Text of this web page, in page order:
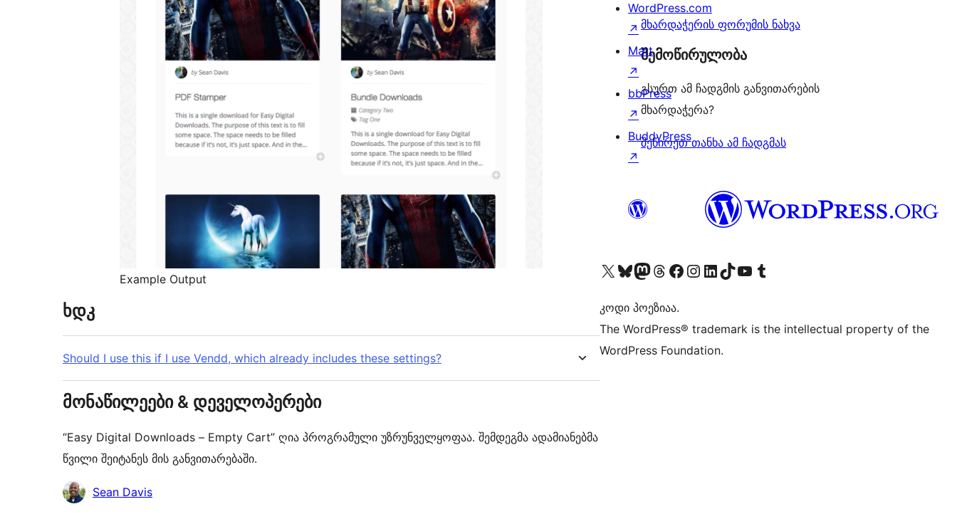
Example Output
ხდკ
Should I use this if I use Vendd, which already includes these settings?
მონაწილეები & დეველოპერები
“Easy Digital Downloads – Empty Cart” ღია პროგრამული უზრუნველყოფაა. შემდეგმა ადამიანებმა
წვილი შეიტანეს მის განვითარებაში.
მონაწილეები
Sean Davis
მხარდაჭერის ფორუმის ნახვა
შემოწირულობა
გსურთ ამ ჩადგმის განვითარების
მხარდაჭერა?
შეწირეთ თანხა ამ ჩადგმას
WordPress.com
↗
Matt
↗
bbPress
↗
BuddyPress
↗
Visit our X (formerly Twitter) account
Visit our Bluesky account
Visit our Mastodon account
Visit our Threads account
Visit our Facebook page
Visit our Instagram account
Visit our LinkedIn account
Visit our TikTok account
Visit our YouTube channel
Visit our Tumblr account
კოდი პოეზიაა.
The WordPress® trademark is the intellectual property of the
WordPress Foundation.